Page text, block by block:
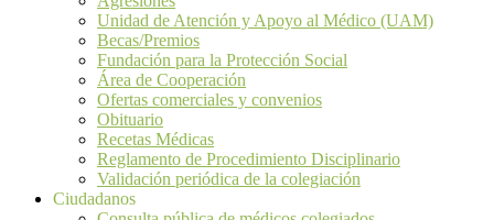
Unidad de Atención y Apoyo al Médico (UAM)
Becas/Premios
Fundación para la Protección Social
Área de Cooperación
Ofertas comerciales y convenios
Obituario
Recetas Médicas
Reglamento de Procedimiento Disciplinario
Validación periódica de la colegiación
Ciudadanos